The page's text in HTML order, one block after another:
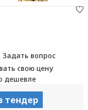
Задать вопрос
свою цену
дешевле
тендер